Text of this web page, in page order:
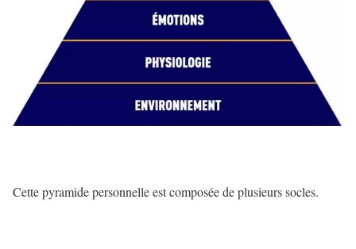
Cette pyramide personnelle est composée de plusieurs socles.